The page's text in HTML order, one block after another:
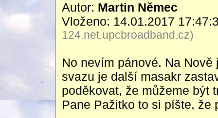
Autor: Martin Němec
Vloženo: 14.01.2017
124.net.upcbroadband.cz)
No nevím pánové. Na
svazu je další masakr
poděkovat, že můžeme být
Pane Pažitko to si píšte, že